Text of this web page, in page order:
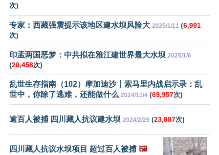
次)
专家：西藏强震提示该地区建水坝风险大 2025/1/11 (6,991
次)
印孟两国恶梦：中共拟在雅江建世界最大水坝 2025/1/6
(20,458次)
乱世生存指南（102）摩加迪沙丨索马里内战启示录：乱
世中，你除了逃难，还能做什么 2024/11/4 (69,957次)
逾百人被捕 四川藏人抗议建水坝 2024/2/29 (23,887次)
四川藏人抗议水坝项目 超过百人被捕 🖼️